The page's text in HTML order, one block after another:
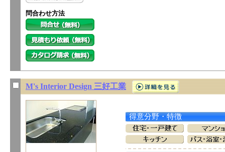
問合わせ方法
M's Interior Design 三好工業
得意分野・特徴